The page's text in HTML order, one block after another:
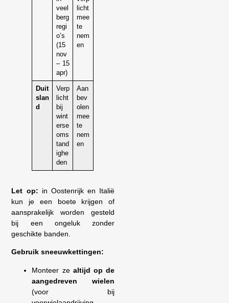
veel
berg
regi
o’s
(15
nov
– 15
apr)
licht
mee
te
nem
en
Duit
slan
d
Verp
licht
bij
wint
erse
oms
tand
ighe
den
Aan
bev
olen
mee
te
nem
en
Let op: in Oostenrijk en Italië
kun je een boete krijgen of
aansprakelijk worden gesteld
bij een ongeluk zonder
geschikte banden.
Gebruik sneeuwkettingen:
Monteer ze altijd op de
aangedreven wielen
(voor bij